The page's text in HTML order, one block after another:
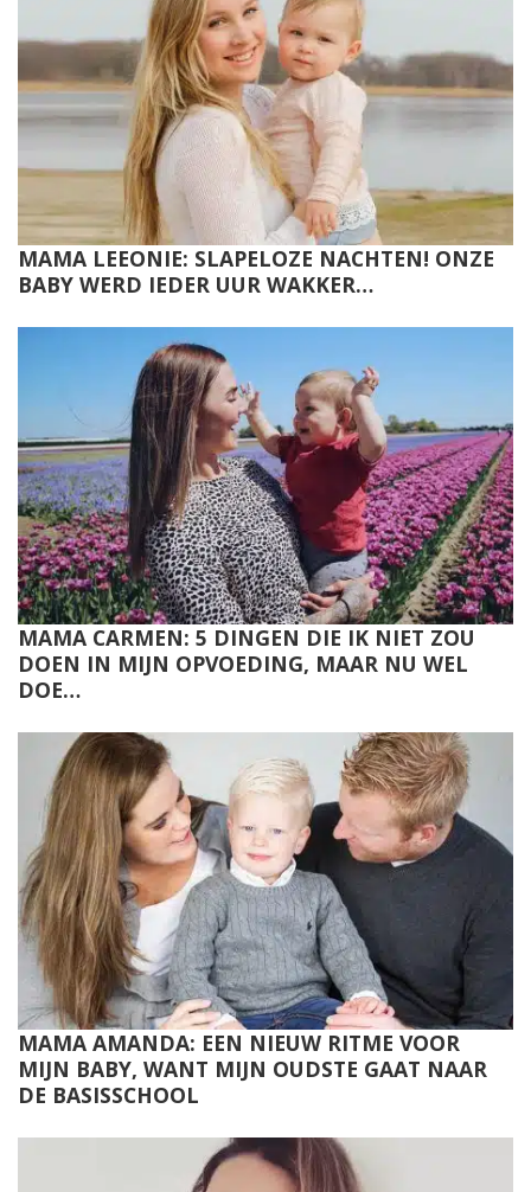
MAMA LEEONIE: SLAPELOZE NACHTEN! ONZE
BABY WERD IEDER UUR WAKKER…
MAMA CARMEN: 5 DINGEN DIE IK NIET ZOU
DOEN IN MIJN OPVOEDING, MAAR NU WEL
DOE…
MAMA AMANDA: EEN NIEUW RITME VOOR
MIJN BABY, WANT MIJN OUDSTE GAAT NAAR
DE BASISSCHOOL